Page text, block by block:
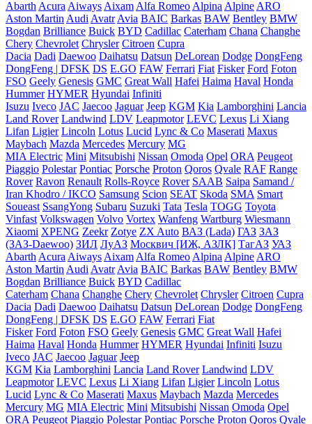
Abarth Acura Aiways Aixam Alfa Romeo Alpina Alpine ARO
Aston Martin Audi Avatr Avia BAIC Barkas BAW Bentley BMW
Bogdan Brilliance Buick BYD Cadillac Caterham Chana Changhe
Chery Chevrolet Chrysler Citroen Cupra
Dacia Dadi Daewoo Daihatsu Datsun DeLorean Dodge DongFeng
DongFeng | DFSK DS E.GO FAW Ferrari Fiat Fisker Ford Foton
FSO Geely Genesis GMC Great Wall Hafei Haima Haval Honda
Hummer HYMER Hyundai Infiniti
Isuzu Iveco JAC Jaecoo Jaguar Jeep KGM Kia Lamborghini Lancia
Land Rover Landwind LDV Leapmotor LEVC Lexus Li Xiang
Lifan Ligier Lincoln Lotus Lucid Lync & Co Maserati Maxus
Maybach Mazda Mercedes Mercury MG
MIA Electric Mini Mitsubishi Nissan Omoda Opel ORA Peugeot
Piaggio Polestar Pontiac Porsche Proton Qoros Qvale RAF Range
Rover Ravon Renault Rolls-Royce Rover SAAB Saipa Samand /
Iran Khodro / IKCO Samsung Scion SEAT Skoda SMA Smart
Soueast SsangYong Subaru Suzuki Tata Tesla TOGG Toyota
Vinfast Volkswagen Volvo Vortex Wanfeng Wartburg Wiesmann
Xiaomi XPENG Zeekr Zotye ZX Auto ВАЗ (Lada) ГАЗ ЗАЗ
(ЗАЗ-Daewoo) ЗИЛ ЛуАЗ Москвич [ИЖ, АЗЛК] ТагАЗ УАЗ
Abarth Acura Aiways Aixam Alfa Romeo Alpina Alpine ARO
Aston Martin Audi Avatr Avia BAIC Barkas BAW Bentley BMW
Bogdan Brilliance Buick BYD Cadillac
Caterham Chana Changhe Chery Chevrolet Chrysler Citroen Cupra
Dacia Dadi Daewoo Daihatsu Datsun DeLorean Dodge DongFeng
DongFeng | DFSK DS E.GO FAW Ferrari Fiat
Fisker Ford Foton FSO Geely Genesis GMC Great Wall Hafei
Haima Haval Honda Hummer HYMER Hyundai Infiniti Isuzu
Iveco JAC Jaecoo Jaguar Jeep
KGM Kia Lamborghini Lancia Land Rover Landwind LDV
Leapmotor LEVC Lexus Li Xiang Lifan Ligier Lincoln Lotus
Lucid Lync & Co Maserati Maxus Maybach Mazda Mercedes
Mercury MG MIA Electric Mini Mitsubishi Nissan Omoda Opel
ORA Peugeot Piaggio Polestar Pontiac Porsche Proton Qoros Qvale